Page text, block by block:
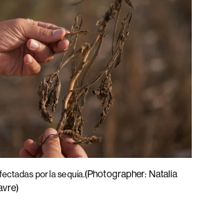
por la sequía.(Photographer: Natalia